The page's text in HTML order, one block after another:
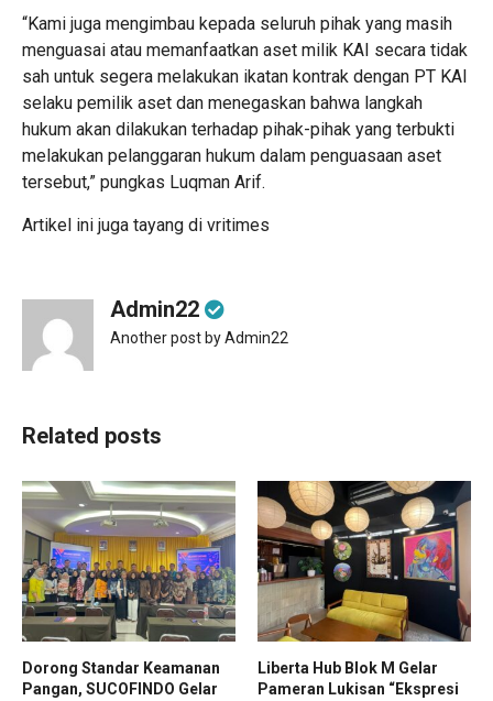
“Kami juga mengimbau kepada seluruh pihak yang masih
menguasai atau memanfaatkan aset milik KAI secara tidak
sah untuk segera melakukan ikatan kontrak dengan PT KAI
selaku pemilik aset dan menegaskan bahwa langkah
hukum akan dilakukan terhadap pihak-pihak yang terbukti
melakukan pelanggaran hukum dalam penguasaan aset
tersebut,” pungkas Luqman Arif.
Artikel ini juga tayang di vritimes
Admin22
Another post by Admin22
Related posts
Dorong Standar Keamanan
Pangan, SUCOFINDO Gelar
Liberta Hub Blok M Gelar
Pameran Lukisan “Ekspresi